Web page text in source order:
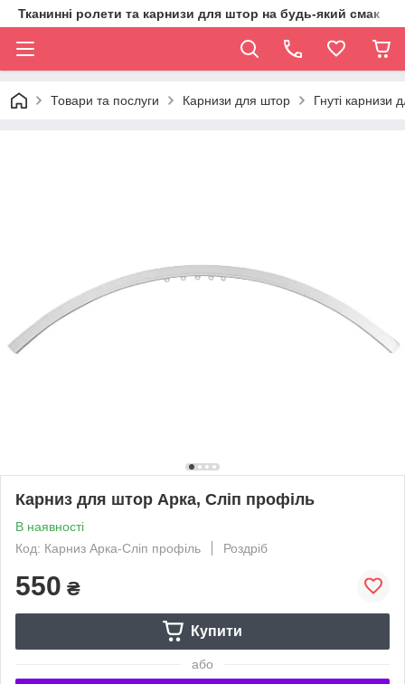
Тканинні ролети та карнизи для штор на будь-який смак
Товари та послуги Карнизи для штор Гнуті карнизи
Карниз для штор Арка, Сліп профіль
В наявності
Код: Карниз Арка-Сліп профіль
Роздріб
550 ₴
Купити
або